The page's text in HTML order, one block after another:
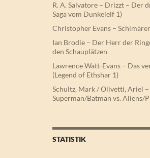
R. A. Salvatore – Drizzt – Der
Saga vom Dunkelelf 1)
Christopher Evans –
Ian Brodie – Der Herr der
den Schauplätzen
Lawrence Watt-Evans – Das
(Legend of Ethshar 1)
Schultz, Mark / Olivetti, Ariel –
Superman/Batman vs. Aliens/
STATISTIK